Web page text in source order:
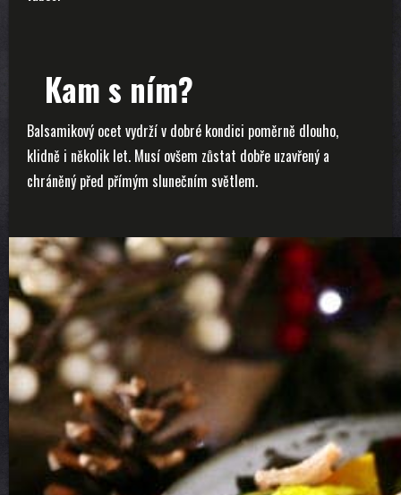
Kam s ním?
Balsamikový ocet vydrží v dobré kondici poměrně dlouho,
klidně i několik let. Musí ovšem zůstat dobře uzavřený a
chráněný před přímým slunečním světlem.